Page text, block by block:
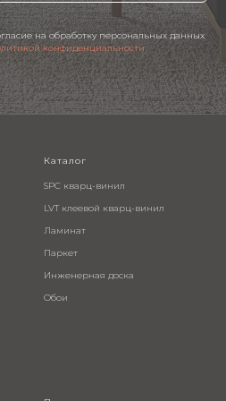
на обработку персональных данных
конфиденциальности
Каталог
SPC кварц-винил
LVT клеевой кварц-винил
Ламинат
Паркет
Инженерная доска
Обои